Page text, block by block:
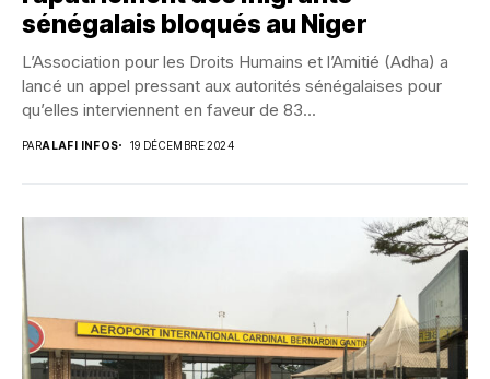
sénégalais bloqués au Niger
L’Association pour les Droits Humains et l’Amitié (Adha) a
lancé un appel pressant aux autorités sénégalaises pour
qu’elles interviennent en faveur de 83...
PARALAFI INFOS 19 DÉCEMBRE 2024